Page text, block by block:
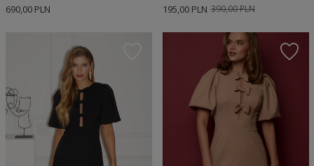
690,00 PLN
390,00 PLN
195,00 PLN